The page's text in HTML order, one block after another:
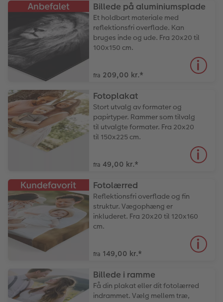
Billede på aluminiumsplade
Et holdbart materiale med
reflektionsfri overflade. Kan
bruges inde og ude. Fra 20x20 til
100x150 cm.
fra 209,00 kr.*
Fotoplakat
Stort utvalg av formater og
papirtyper. Rammer som tilvalg
til utvalgte formater. Fra 20x20
til 150x225 cm.
fra 49,00 kr.*
Fotolærred
Reflektionsfri overflade og fin
struktur. Vægophæng er
inkluderet. Fra 20x20 til 120x160
cm.
fra 149,00 kr.*
Billede i ramme
Få din plakat eller dit fotolærred
indrammet. Vælg mellem træ,